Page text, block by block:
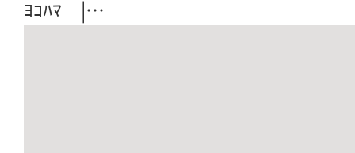
ﾖｺﾊﾏ |…